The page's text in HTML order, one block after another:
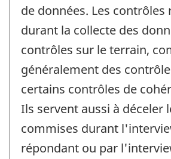
de données. Les contrôles
durant la collecte des
contrôles sur le terrain,
généralement des
certains contrôles de
Ils servent aussi à déceler
commises durant
répondant ou par